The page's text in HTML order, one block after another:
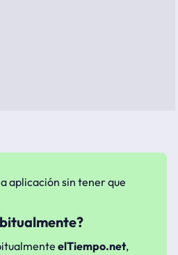
aplicación sin tener que
elTiempo.net,